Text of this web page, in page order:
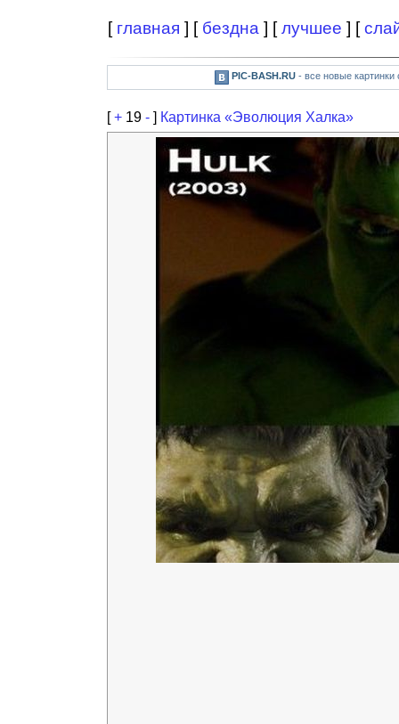
[ главная ] [ бездна ] [лучшее ] [
PIC-BASH.RU- все новые картинки
[+ 19 - ] Картинка «Эволюция Халка»